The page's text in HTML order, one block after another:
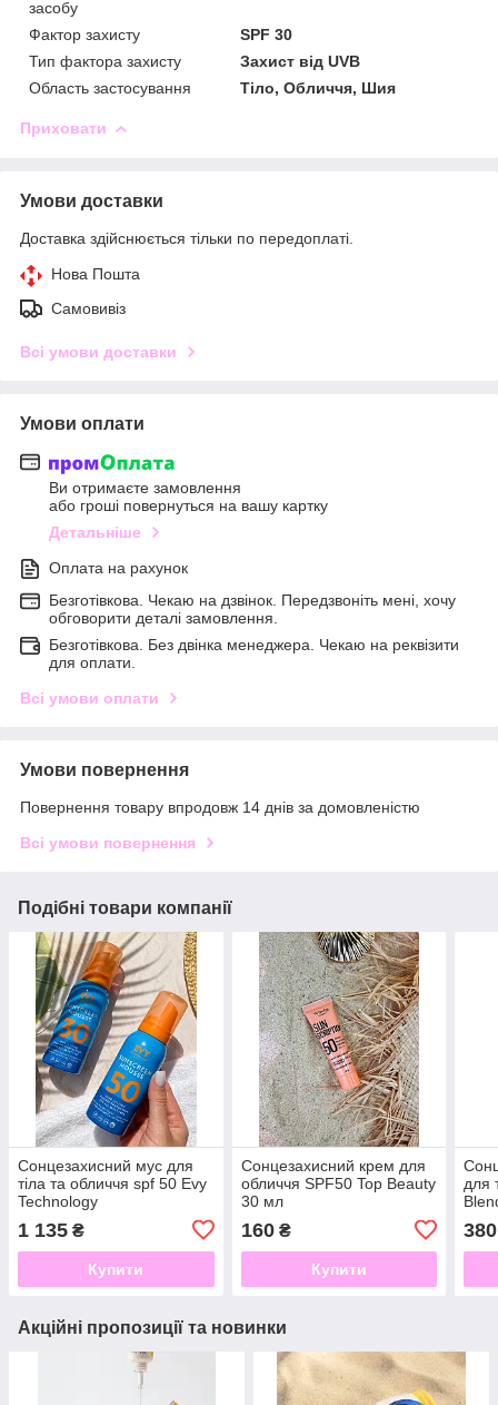
засобу
Фактор захисту
SPF 30
Тип фактора захисту
Захист від UVB
Область застосування
Тіло, Обличчя, Шия
Приховати
Умови доставки
Доставка здійснюється тільки по передоплаті.
Нова Пошта
Самовивіз
Всі умови доставки
Умови оплати
Ви отримаєте замовлення
або гроші повернуться на вашу картку
Детальніше
Оплата на рахунок
Безготівкова. Чекаю на дзвінок. Передзвоніть мені, хочу
обговорити деталі замовлення.
Безготівкова. Без двінка менеджера. Чекаю на реквізити
для оплати.
Всі умови оплати
Умови повернення
Повернення товару впродовж 14 днів за домовленістю
Всі умови повернення
Подібні товари компанії
Сонцезахисний мус для
тіла та обличчя spf 50 Evy
Technology
1 135 ₴
Купити
Сонцезахисний крем для
обличчя SPF50 Top Beauty
30 мл
160₴
Купити
для
380
Акційні пропозиції та новинки